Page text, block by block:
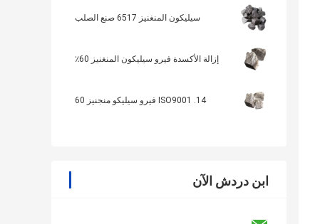
سيليكون المنغنيز 6517 صنع الصلب
إزالة الأكسدة فيرو سيليكون المنغنيز 60٪
14. ISO9001 فيرو سيليكو منجنيز 60
ابن دردش الآن